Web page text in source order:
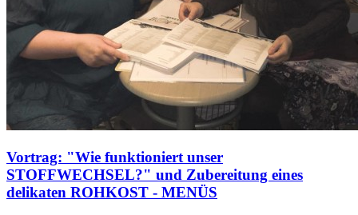
Vortrag: "Wie funktioniert unser
STOFFWECHSEL?" und Zubereitung eines
delikaten ROHKOST - MENÜS